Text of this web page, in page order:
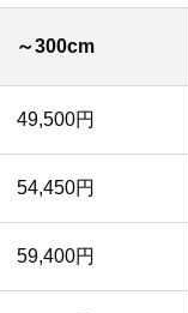
～300cm
49,500円
54,450円
59,400円